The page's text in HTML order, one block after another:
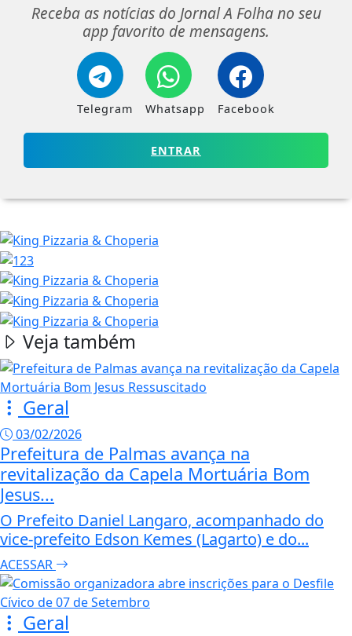
Receba as notícias do Jornal A Folha no seu
app favorito de mensagens.
Telegram Whatsapp Facebook
ENTRAR
Veja também
Geral
03/02/2026
Prefeitura de Palmas avança na
revitalização da Capela Mortuária Bom
Jesus...
O Prefeito Daniel Langaro, acompanhado do
vice-prefeito Edson Kemes (Lagarto) e do...
ACESSAR
Geral